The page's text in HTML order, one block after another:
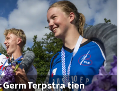
Terpstra tien